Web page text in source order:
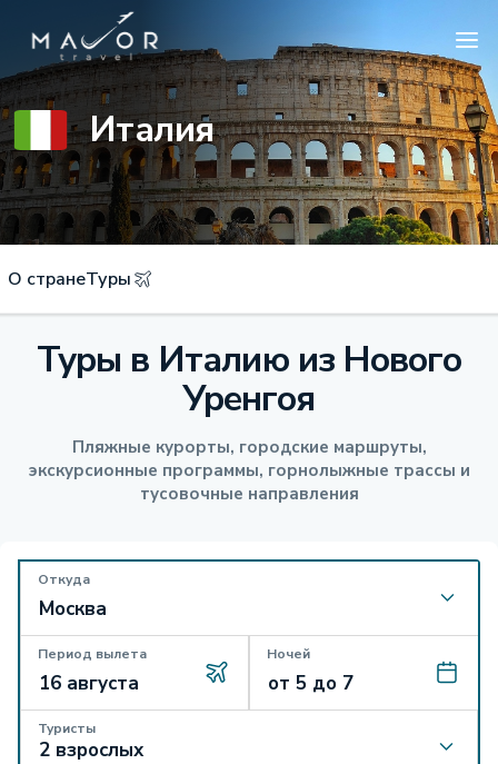
Италия
О странеТуры
Туры в Италию из Нового
Уренгоя
Пляжные курорты, городские маршруты,
экскурсионные программы, горнолыжные трассы и
тусовочные направления
Откуда
Период вылета Ночей
Туристы